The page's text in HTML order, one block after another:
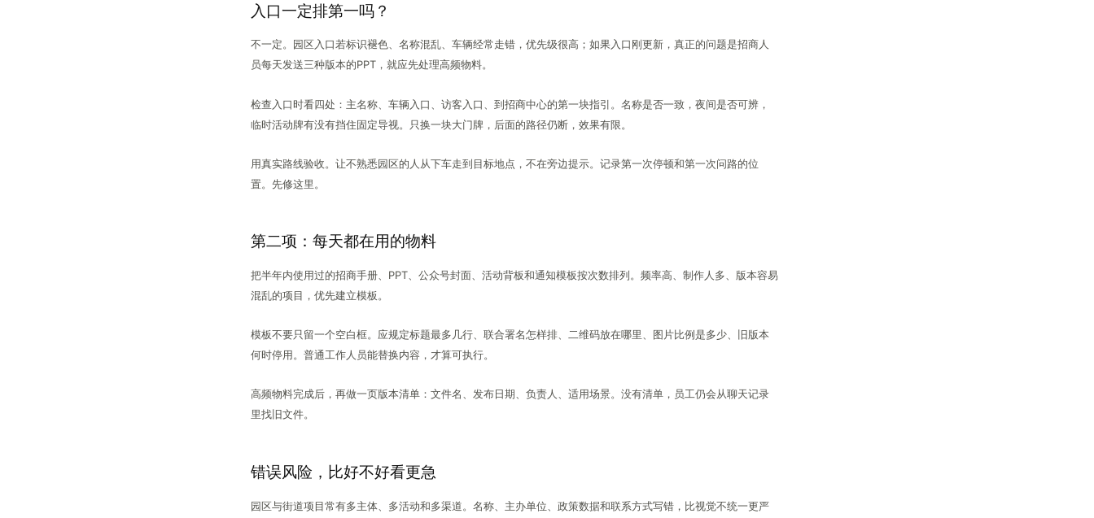
入口一定排第一吗？
不一定。园区入口若标识褪色、名称混乱、车辆经常走错，优先级很高；如果入口刚更新，真正的问题是招商人
员每天发送三种版本的PPT，就应先处理高频物料。
检查入口时看四处：主名称、车辆入口、访客入口、到招商中心的第一块指引。名称是否一致，夜间是否可辨，
临时活动牌有没有挡住固定导视。只换一块大门牌，后面的路径仍断，效果有限。
用真实路线验收。让不熟悉园区的人从下车走到目标地点，不在旁边提示。记录第一次停顿和第一次问路的位
置。先修这里。
第二项：每天都在用的物料
把半年内使用过的招商手册、PPT、公众号封面、活动背板和通知模板按次数排列。频率高、制作人多、版本容易
混乱的项目，优先建立模板。
模板不要只留一个空白框。应规定标题最多几行、联合署名怎样排、二维码放在哪里、图片比例是多少、旧版本
何时停用。普通工作人员能替换内容，才算可执行。
高频物料完成后，再做一页版本清单：文件名、发布日期、负责人、适用场景。没有清单，员工仍会从聊天记录
里找旧文件。
错误风险，比好不好看更急
园区与街道项目常有多主体、多活动和多渠道。名称、主办单位、政策数据和联系方式写错，比视觉不统一更严